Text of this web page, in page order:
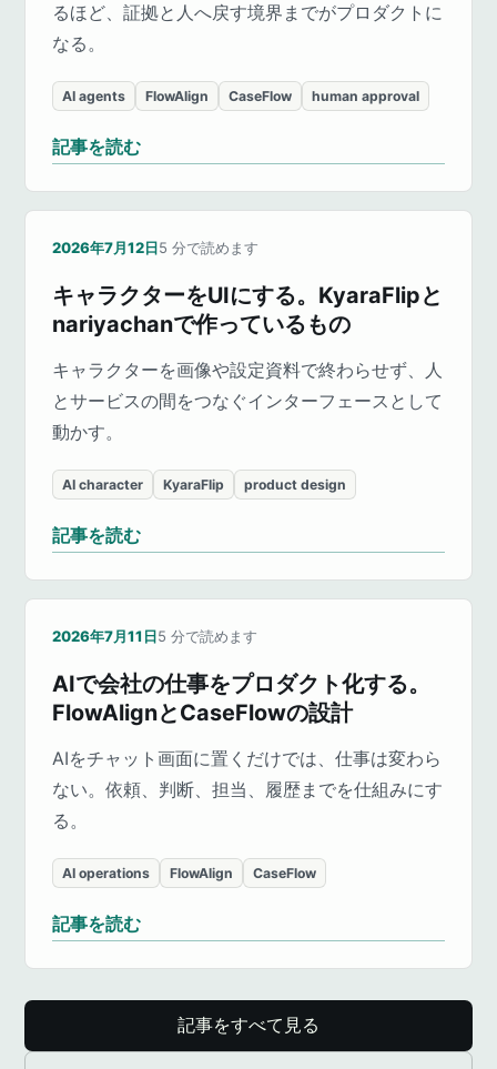
るほど、証拠と人へ戻す境界までがプロダクトに
なる。
AI agents FlowAlign CaseFlow human approval
記事を読む
2026年7月12日5 分で読めます
キャラクターをUIにする。KyaraFlipと
nariyachanで作っているもの
キャラクターを画像や設定資料で終わらせず、人
とサービスの間をつなぐインターフェースとして
動かす。
AI character KyaraFlip product design
記事を読む
2026年7月11日5 分で読めます
AIで会社の仕事をプロダクト化する。
FlowAlignとCaseFlowの設計
AIをチャット画面に置くだけでは、仕事は変わら
ない。依頼、判断、担当、履歴までを仕組みにす
る。
AI operations FlowAlign CaseFlow
記事を読む
記事をすべて見る